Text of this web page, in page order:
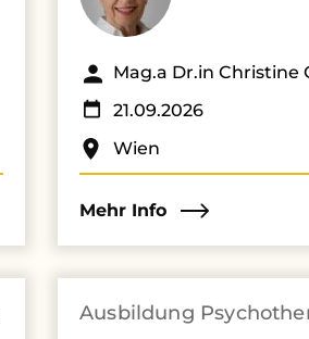
Mag.a Dr.in Christine
21.09.2026
Wien
Mehr Info
Ausbildung